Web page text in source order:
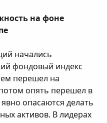
на фоне
начались
фондовый индекс
перешел на
опять перешел в
опасаются делать
активов. В лидерах